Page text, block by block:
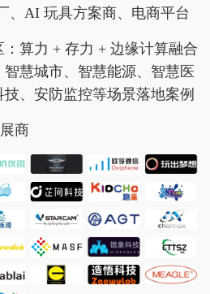
、AI 玩具方案商、电商平台
算力 + 存力 + 边缘计算融合
慧城市、智慧能源、智慧医
、安防监控等场景落地案例
商